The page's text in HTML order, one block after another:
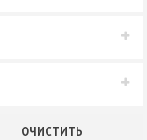
ОЧИСТИТЬ